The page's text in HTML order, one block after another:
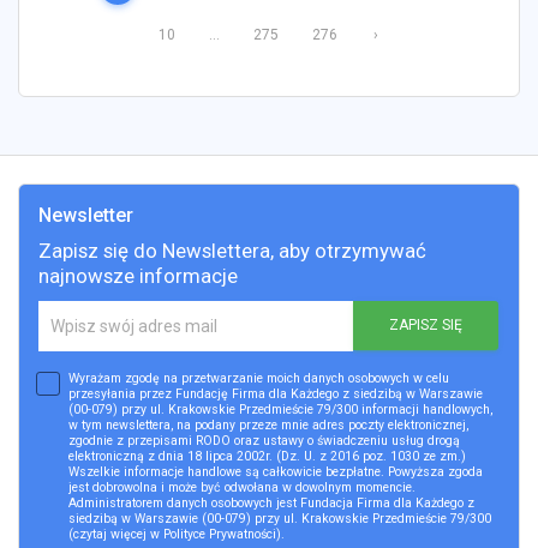
10 ... 275 276 ›
Newsletter
Zapisz się do Newslettera, aby otrzymywać
najnowsze informacje
ZAPISZ SIĘ
Wyrażam zgodę na przetwarzanie moich danych osobowych w celu
przesyłania przez Fundację Firma dla Każdego z siedzibą w Warszawie
(00-079) przy ul. Krakowskie Przedmieście 79/300 informacji handlowych,
w tym newslettera, na podany przeze mnie adres poczty elektronicznej,
zgodnie z przepisami RODO oraz ustawy o świadczeniu usług drogą
elektroniczną z dnia 18 lipca 2002r. (Dz. U. z 2016 poz. 1030 ze zm.)
Wszelkie informacje handlowe są całkowicie bezpłatne. Powyższa zgoda
jest dobrowolna i może być odwołana w dowolnym momencie.
Administratorem danych osobowych jest Fundacja Firma dla Każdego z
siedzibą w Warszawie (00-079) przy ul. Krakowskie Przedmieście 79/300
(czytaj więcej w Polityce Prywatności).